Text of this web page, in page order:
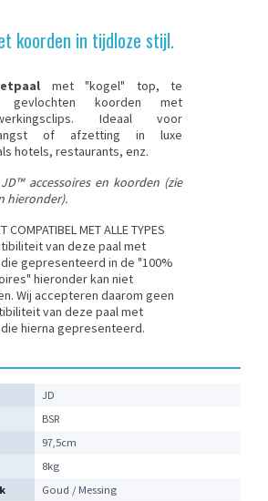
koorden in tijdloze stijl.
met "kogel" top, te
gevlochten koorden met
Ideaal voor
of afzetting in luxe
hotels, restaurants, enz.
accessoires en koorden (zie
hieronder).
MET ALLE TYPES
van deze paal met
gepresenteerd in de "100%
hieronder kan niet
Wij accepteren daarom geen
van deze paal met
hierna gepresenteerd.
JD
BSR
97,5cm
8kg
Goud / Messing